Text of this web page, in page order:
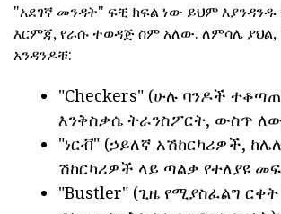
"አደገኛ መንዳት" ፍቺ ክፍል ነው ይህም እያንዳንዱ
እርምጃ, የራሱ ተወዳጅ ስም አለው. ለምሳሌ ያህል,
አንዳንዶቹ:
"Checkers" (ሁሉ ባንዶች
እንቅስቃሴ ትራንስፖርት, ውስጥ
"ነርቭ" (ኃይለኛ አሽከርካሪዎች,
ሽከርካሪዎች ላይ ጣልቃ የተለያዩ
"Bustler" (ጊዜ የሚያስፈልግ